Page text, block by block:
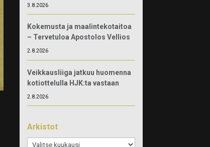
3.8.2026
Kokemusta ja maalintekotaitoa
– Tervetuloa Apostolos Vellios
2.8.2026
Veikkausliiga jatkuu huomenna
kotiottelulla HJK:ta vastaan
2.8.2026
Arkistot
Arkistot